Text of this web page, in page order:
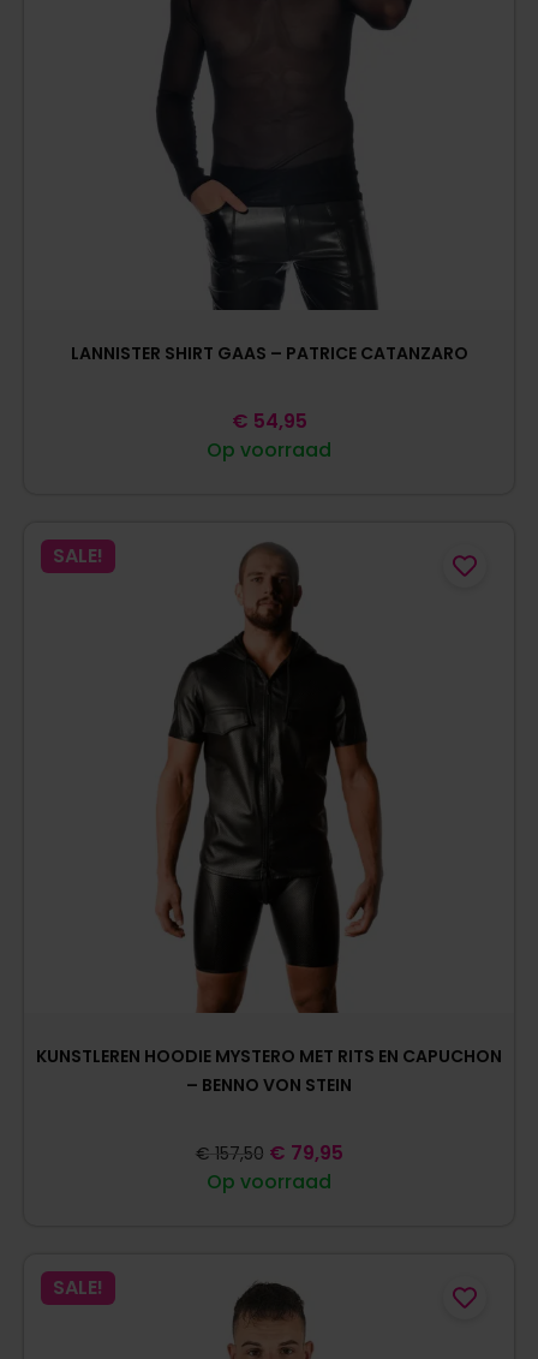
LANNISTER SHIRT GAAS – PATRICE CATANZARO
Op voorraad
€ 54,95
SALE!
KUNSTLEREN HOODIE MYSTERO MET RITS EN CAPUCHON
– BENNO VON STEIN
Op voorraad
€ 157,50 € 79,95
SALE!